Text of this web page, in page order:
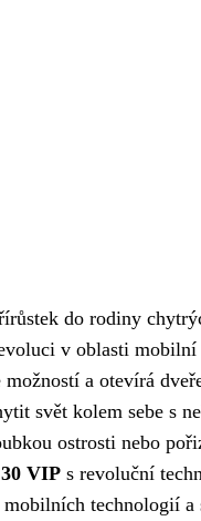
do rodiny
v oblasti
a otevírá
svět kolem sebe s
ostrosti nebo
VIP s revoluční
technologií